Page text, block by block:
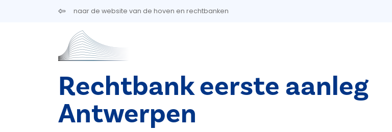
Overslaan en naar de inhoud gaannaar de website van de hoven en rechtbanken
Rechtbank eerste aanleg
Antwerpen